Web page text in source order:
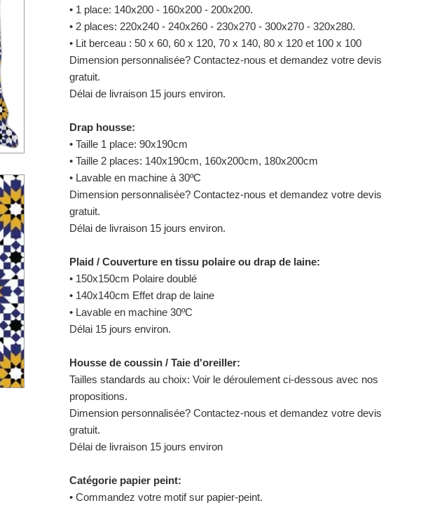
• 1 place: 140x200 - 160x200 - 200x200.
• 2 places: 220x240 - 240x260 - 230x270 - 300x270 - 320x280.
• Lit berceau : 50 x 60, 60 x 120, 70 x 140, 80 x 120 et 100 x 100
Dimension personnalisée? Contactez-nous et demandez votre devis
gratuit.
Délai de livraison 15 jours environ.
Drap housse:
• Taille 1 place: 90x190cm
• Taille 2 places: 140x190cm, 160x200cm, 180x200cm
• Lavable en machine à 30ºC
Dimension personnalisée? Contactez-nous et demandez votre devis
gratuit.
Délai de livraison 15 jours environ.
Plaid / Couverture en tissu polaire ou drap de laine:
• 150x150cm Polaire doublé
• 140x140cm Effet drap de laine
• Lavable en machine 30ºC
Délai 15 jours environ.
Housse de coussin / Taie d'oreiller:
Tailles standards au choix: Voir le déroulement ci-dessous avec nos
propositions.
Dimension personnalisée? Contactez-nous et demandez votre devis
gratuit.
Délai de livraison 15 jours environ
Catégorie papier peint:
• Commandez votre motif sur papier-peint.